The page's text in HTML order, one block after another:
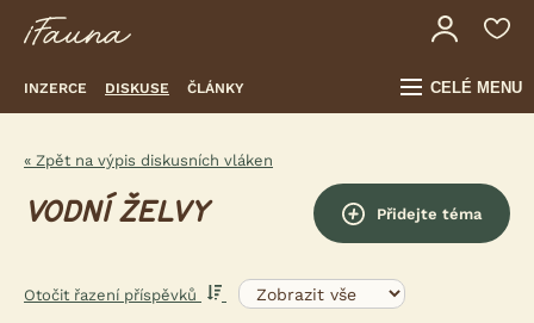
INZERCE DISKUSE ČLÁNKY CELÉ MENU
« Zpět na výpis diskusních vláken
VODNÍ ŽELVY Přidejte téma
Otočit řazení příspěvků